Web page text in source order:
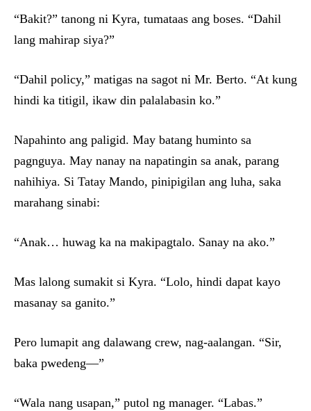
“Bakit?” tanong ni Kyra, tumataas ang boses. “Dahil
lang mahirap siya?”
“Dahil policy,” matigas na sagot ni Mr. Berto. “At kung
hindi ka titigil, ikaw din palalabasin ko.”
Napahinto ang paligid. May batang huminto sa
pagnguya. May nanay na napatingin sa anak, parang
nahihiya. Si Tatay Mando, pinipigilan ang luha, saka
marahang sinabi:
“Anak… huwag ka na makipagtalo. Sanay na ako.”
Mas lalong sumakit si Kyra. “Lolo, hindi dapat kayo
masanay sa ganito.”
Pero lumapit ang dalawang crew, nag-aalangan. “Sir,
baka pwedeng—”
“Wala nang usapan,” putol ng manager. “Labas.”